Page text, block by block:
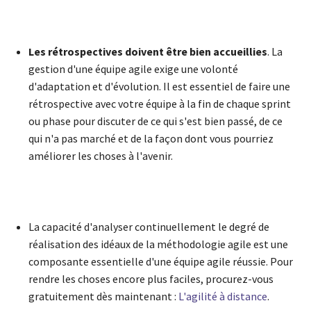
Les rétrospectives doivent être bien accueillies. La
gestion d'une équipe agile exige une volonté
d'adaptation et d'évolution. Il est essentiel de faire une
rétrospective avec votre équipe à la fin de chaque sprint
ou phase pour discuter de ce qui s'est bien passé, de ce
qui n'a pas marché et de la façon dont vous pourriez
améliorer les choses à l'avenir.
La capacité d'analyser continuellement le degré de
réalisation des idéaux de la méthodologie agile est une
composante essentielle d'une équipe agile réussie. Pour
rendre les choses encore plus faciles, procurez-vous
gratuitement dès maintenant : L'agilité à distance.